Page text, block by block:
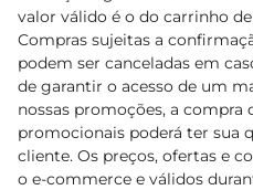
valor válido é o do carrinho
Compras sujeitas a
podem ser canceladas em
de garantir o acesso de um
nossas promoções, a
promocionais poderá ter sua
cliente. Os preços, ofertas e
o e-commerce e válidos